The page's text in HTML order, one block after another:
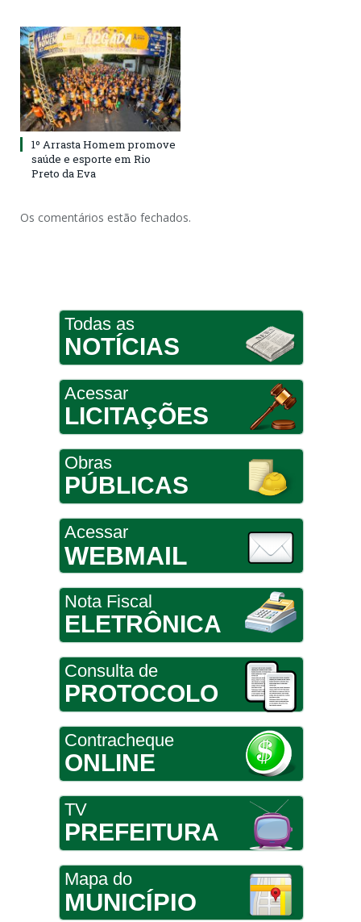
1º Arrasta Homem promove
saúde e esporte em Rio
Preto da Eva
Os comentários estão fechados.
Todas as
NOTÍCIAS
Acessar
LICITAÇÕES
Obras
PÚBLICAS
Acessar
WEBMAIL
Nota Fiscal
ELETRÔNICA
Consulta de
PROTOCOLO
Contracheque
ONLINE
TV
PREFEITURA
Mapa do
MUNICÍPIO